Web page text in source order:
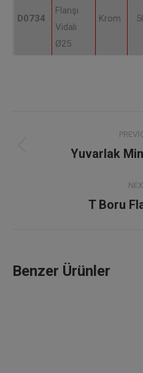
D0734
Flanşı
Vidalı
Ø25
Krom
navigation
Yuvarlak
T Boru
Benzer Ürünler